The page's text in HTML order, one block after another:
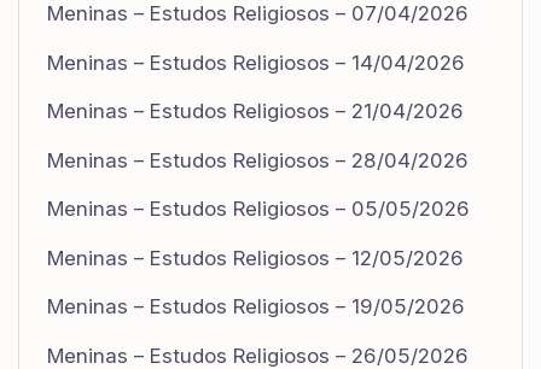
Meninas – Estudos Religiosos – 07/04/2026
Meninas – Estudos Religiosos – 14/04/2026
Meninas – Estudos Religiosos – 21/04/2026
Meninas – Estudos Religiosos – 28/04/2026
Meninas – Estudos Religiosos – 05/05/2026
Meninas – Estudos Religiosos – 12/05/2026
Meninas – Estudos Religiosos – 19/05/2026
Meninas – Estudos Religiosos – 26/05/2026